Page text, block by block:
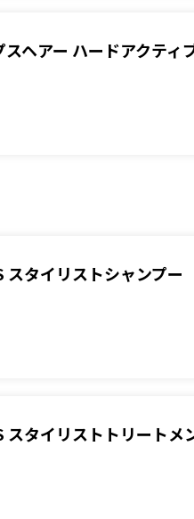
スヘアー ハードアクティ
スタイリストシャンプー
スタイリストトリートメ